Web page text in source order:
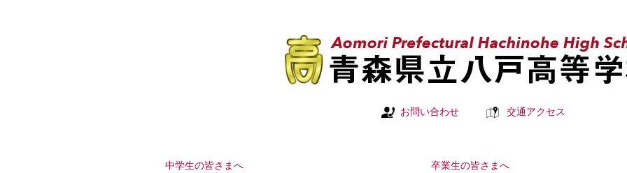
お問い合わせ 交通アクセス
中学生の皆さまへ 卒業生の皆さまへ